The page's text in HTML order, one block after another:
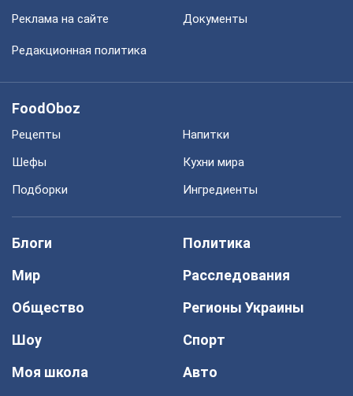
Реклама на сайте Документы
Редакционная политика
FoodOboz
Рецепты
Напитки
Шефы
Кухни мира
Подборки
Ингредиенты
Блоги
Политика
Мир
Расследования
Общество
Регионы Украины
Шоу
Спорт
Моя школа
Авто